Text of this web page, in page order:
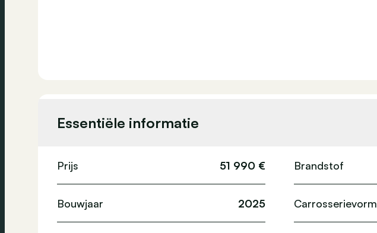
Essentiële informatie
Prijs 51 990 €
Bouwjaar 2025
Brandstof
Carrosserievorm